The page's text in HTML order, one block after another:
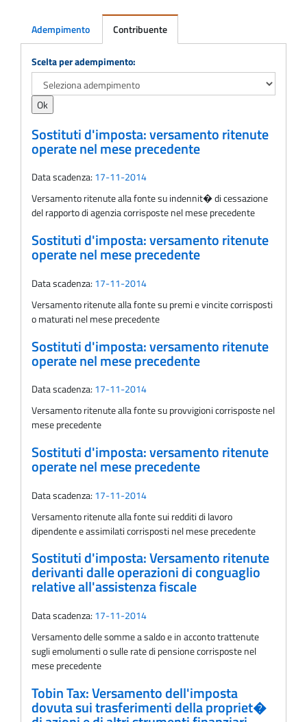
Adempimento Contribuente
Adempimento
Scelta per adempimento:
Sostituti d'imposta: versamento ritenute
operate nel mese precedente
Data scadenza: 17-11-2014
Versamento ritenute alla fonte su indennit� di cessazione
del rapporto di agenzia corrisposte nel mese precedente
Sostituti d'imposta: versamento ritenute
operate nel mese precedente
Data scadenza: 17-11-2014
Versamento ritenute alla fonte su premi e vincite corrisposti
o maturati nel mese precedente
Sostituti d'imposta: versamento ritenute
operate nel mese precedente
Data scadenza: 17-11-2014
Versamento ritenute alla fonte su provvigioni corrisposte nel
mese precedente
Sostituti d'imposta: versamento ritenute
operate nel mese precedente
Data scadenza: 17-11-2014
Versamento ritenute alla fonte sui redditi di lavoro
dipendente e assimilati corrisposti nel mese precedente
Sostituti d'imposta: Versamento ritenute
derivanti dalle operazioni di conguaglio
relative all'assistenza fiscale
Data scadenza: 17-11-2014
Versamento delle somme a saldo e in acconto trattenute
sugli emolumenti o sulle rate di pensione corrisposte nel
mese precedente
Tobin Tax: Versamento dell'imposta
dovuta sui trasferimenti della propriet�